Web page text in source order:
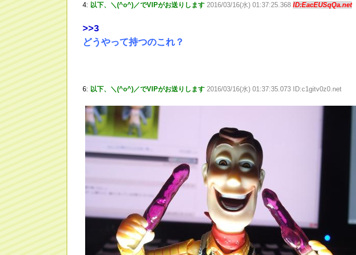
4: 以下、＼(^o^)／でVIPがお送りします 2016/03/16(水) 01:37:25.368 ID:EacEUSqQa.net
>>3
どうやって持つのこれ？
6: 以下、＼(^o^)／でVIPがお送りします 2016/03/16(水) 01:37:35.073 ID:c1gitv0z0.net